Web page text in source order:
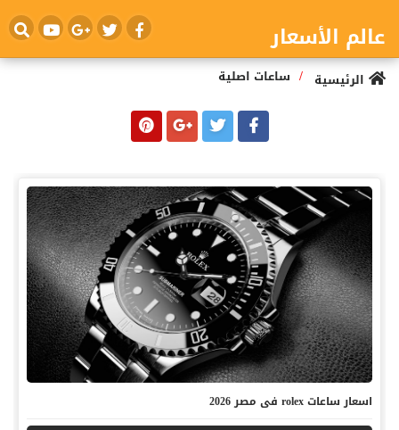
عالم الأسعار
الرئيسية / ساعات اصلية
اسعار ساعات rolex فى مصر 2026